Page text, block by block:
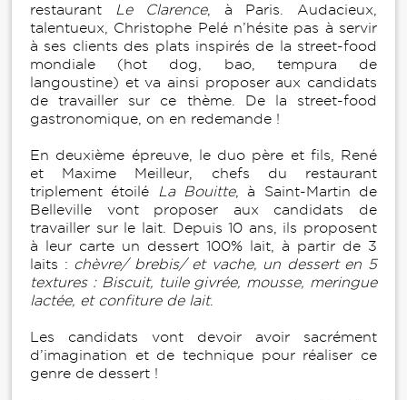
restaurant
Le Clarence, à Paris. Audacieux,
talentueux, Christophe Pelé n’hésite pas à servir
à ses clients des plats inspirés de la street-food
mondiale (hot dog, bao, tempura de
langoustine) et va ainsi proposer aux candidats
de travailler sur ce thème. De la street-food
gastronomique, on en redemande !
En deuxième épreuve, le duo père et fils, René
et Maxime Meilleur, chefs du restaurant
triplement étoilé
La Bouitte, à Saint-Martin de
Belleville vont proposer aux candidats de
travailler sur le lait. Depuis 10 ans, ils proposent
à leur carte un dessert 100% lait, à partir de 3
laits : chèvre/ brebis/ et vache, un dessert en 5
textures : Biscuit, tuile givrée, mousse, meringue
lactée, et confiture de lait.
Les candidats vont devoir avoir sacrément
d’imagination et de technique pour réaliser ce
genre de dessert !